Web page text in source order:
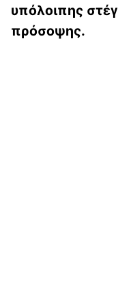
υπόλοιπης
πρόσοψης.